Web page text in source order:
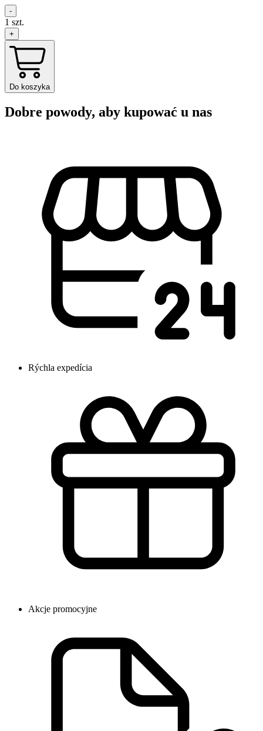
-
1 szt.
+
Do koszyka
Dobre powody, aby kupować u nas
Rýchla expedícia
Akcje promocyjne